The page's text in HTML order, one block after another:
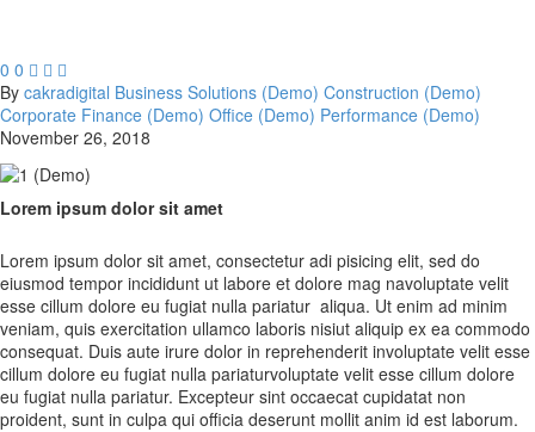
0 0   
By cakradigital Business Solutions (Demo) Construction (Demo)
Corporate Finance (Demo) Office (Demo) Performance (Demo)
November 26, 2018
Lorem ipsum dolor sit amet
Lorem ipsum dolor sit amet, consectetur adi pisicing elit, sed do
eiusmod tempor incididunt ut labore et dolore mag navoluptate velit
esse cillum dolore eu fugiat nulla pariatur aliqua. Ut enim ad minim
veniam, quis exercitation ullamco laboris nisiut aliquip ex ea commodo
consequat. Duis aute irure dolor in reprehenderit involuptate velit esse
cillum dolore eu fugiat nulla pariaturvoluptate velit esse cillum dolore
eu fugiat nulla pariatur. Excepteur sint occaecat cupidatat non
proident, sunt in culpa qui officia deserunt mollit anim id est laborum.